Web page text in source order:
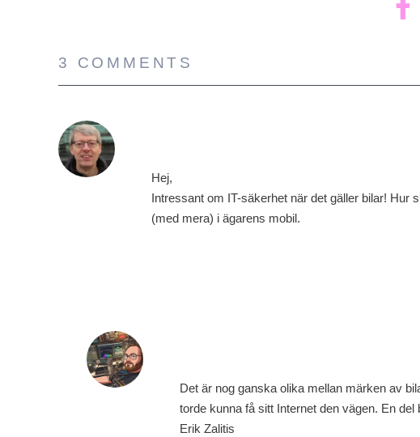
3 COMMENTS
Hej,
Intressant om IT-säkerhet när det gäller bilar!
(med mera) i ägarens mobil.
Det är nog ganska olika mellan märken av
torde kunna få sitt Internet den vägen. En
Erik Zalitis